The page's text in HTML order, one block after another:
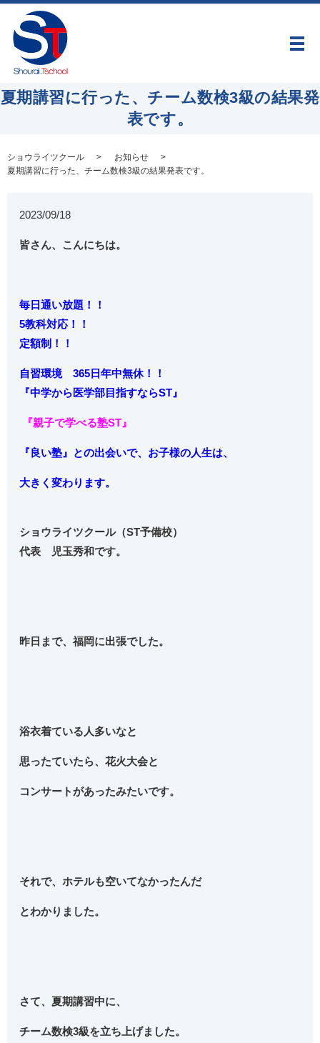
メ
夏期講習に行った、チーム数検3級の結果発
表です。
ショウライツクール
お知らせ
夏期講習に行った、チーム数検3級の結果発表です。
2023/09/18
皆さん、こんにちは。
毎日通い放題！！
5教科対応！！
定額制！！
自習環境 365日年中無休！！
『中学から医学部目指すならST』
『親子で学べる塾ST』
『良い塾』との出会いで、お子様の人生は、
大きく変わります。
ショウライツクール（ST予備校）
代表 児玉秀和です。
昨日まで、福岡に出張でした。
浴衣着ている人多いなと
思ったていたら、花火大会と
コンサートがあったみたいです。
それで、ホテルも空いてなかったんだ
とわかりました。
さて、夏期講習中に、
チーム数検3級を立ち上げました。